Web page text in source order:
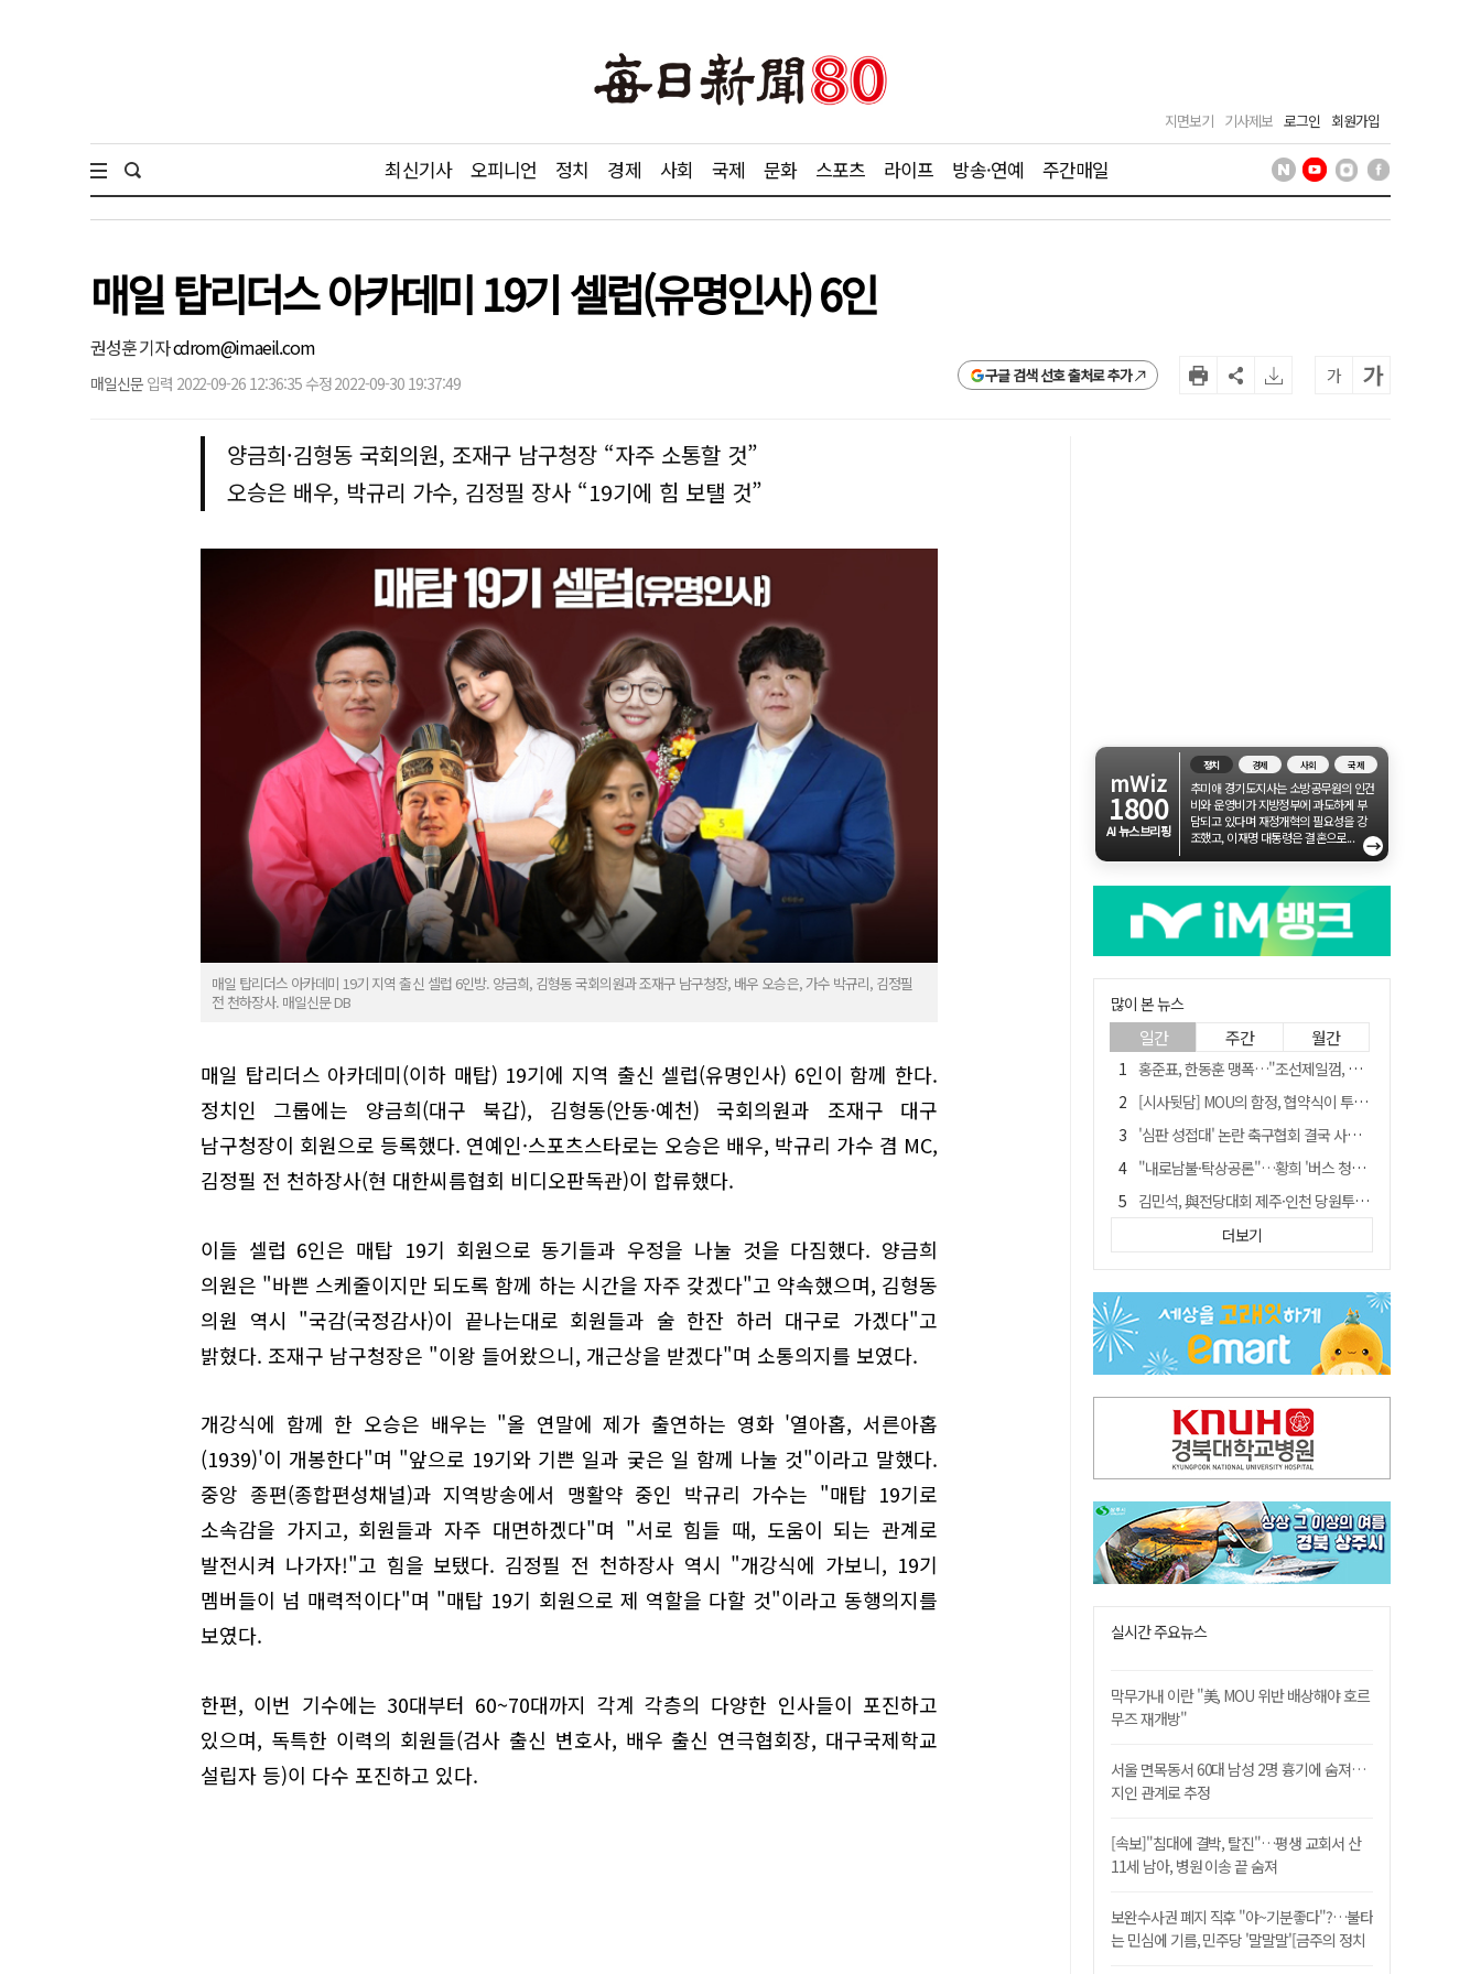
지면보기 기사제보 로그인 회원가입
최신기사 오피니언 정치 경제 사회 국제 문화 스포츠 라이프 방송·연예 주간매일
매일 탑리더스 아카데미 19기 셀럽(유명인사) 6인
권성훈 기자cdrom@imaeil.com
매일신문 입력 2022-09-26 12:36:35 수정 2022-09-30 19:37:49 구글 검색 선호 출처로 추가 가 가
양금희·김형동 국회의원, 조재구 남구청장 “자주 소통할 것”
오승은 배우, 박규리 가수, 김정필 장사 “19기에 힘 보탤 것”
매일 탑리더스 아카데미 19기 지역 출신 셀럽 6인방. 양금희, 김형동 국회의원과 조재구 남구청장, 배우 오승은, 가수 박규리, 김정필
전 천하장사. 매일신문 DB
매일 탑리더스 아카데미(이하 매탑) 19기에 지역 출신 셀럽(유명인사) 6인이 함께 한다.
정치인 그룹에는 양금희(대구 북갑), 김형동(안동·예천) 국회의원과 조재구 대구
남구청장이 회원으로 등록했다. 연예인·스포츠스타로는 오승은 배우, 박규리 가수 겸 MC,
김정필 전 천하장사(현 대한씨름협회 비디오판독관)이 합류했다.
이들 셀럽 6인은 매탑 19기 회원으로 동기들과 우정을 나눌 것을 다짐했다. 양금희
의원은 "바쁜 스케줄이지만 되도록 함께 하는 시간을 자주 갖겠다"고 약속했으며, 김형동
의원 역시 "국감(국정감사)이 끝나는대로 회원들과 술 한잔 하러 대구로 가겠다"고
밝혔다. 조재구 남구청장은 "이왕 들어왔으니, 개근상을 받겠다"며 소통의지를 보였다.
개강식에 함께 한 오승은 배우는 "올 연말에 제가 출연하는 영화 '열아홉, 서른아홉
(1939)'이 개봉한다"며 "앞으로 19기와 기쁜 일과 궂은 일 함께 나눌 것"이라고 말했다.
중앙 종편(종합편성채널)과 지역방송에서 맹활약 중인 박규리 가수는 "매탑 19기로
소속감을 가지고, 회원들과 자주 대면하겠다"며 "서로 힘들 때, 도움이 되는 관계로
발전시켜 나가자!"고 힘을 보탰다. 김정필 전 천하장사 역시 "개강식에 가보니, 19기
멤버들이 넘 매력적이다"며 "매탑 19기 회원으로 제 역할을 다할 것"이라고 동행의지를
보였다.
한편, 이번 기수에는 30대부터 60~70대까지 각계 각층의 다양한 인사들이 포진하고
있으며, 독특한 이력의 회원들(검사 출신 변호사, 배우 출신 연극협회장, 대구국제학교
설립자 등)이 다수 포진하고 있다.
mWiz
1800
AI 뉴스브리핑
정치 경제 사회 국제
추미애 경기도지사는 소방공무원의 인건
비와 운영비가 지방정부에 과도하게 부
담되고 있다며 재정개혁의 필요성을 강
조했고, 이재명 대통령은 결혼으로...
→
많이 본 뉴스
일간 주간 월간
홍준표, 한동훈 맹폭…"조선제일껌, 권력에 살고 권력에 죽었다"
[시사뒷담] MOU의 함정, 협약식이 투자 확정은 아니긴 해
'심판 성접대' 논란 축구협회 결국 사과…"깊이 반성, 쇄신하겠다"
"내로남불·탁상공론"…황희 '버스 청년주택' 제안에 與 내부서도 쓴소리
김민석, 與전당대회 제주·인천 당원투표서 승리…누적 득표는 '초박빙'
"경로당 통장에 비밀번호가 적혀 있다"…전국 돌며 경로당 13곳 턴 30대 구속
휠체어 환자 발로 밀어 숨지게 한 70대 간병인…2심도 집행유예
"침대에 결박, 탈진"…평생 교회서 산 11세 남아, 병원 이송 끝 숨져
[금주의 이슈] 하늘의 외계인, 바다의 귀향자…영화 '호프'와 '오디세이'
더보기
실시간 주요뉴스
막무가내 이란 "美, MOU 위반 배상해야 호르
무즈 재개방"
서울 면목동서 60대 남성 2명 흉기에 숨져…
지인 관계로 추정
[속보]"침대에 결박, 탈진"…평생 교회서 산
11세 남아, 병원 이송 끝 숨져
보완수사권 폐지 직후 "야~기분좋다"?…불타
는 민심에 기름, 민주당 '말말말'[금주의 정치